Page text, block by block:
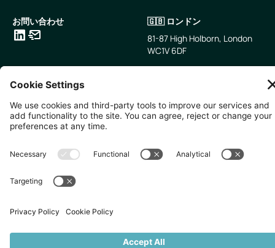
お問い合わせ
🇬🇧 ロンドン
81-87 High Holborn, London
WC1V 6DF
🇸🇬 シンガポール
10 Anson Rd, #05-01,
International Plaza Singapore
079903
〒107-0052 東京都港区赤坂5
丁目2−33
IsaI AkasakA 1405室
無断複写・転載を禁じます。